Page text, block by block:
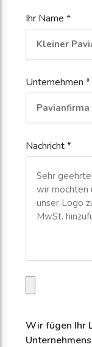
Ihr Name *
Unternehmen *
Nachricht *
Wir fügen Ihr